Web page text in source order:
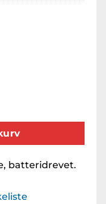
batteridrevet.